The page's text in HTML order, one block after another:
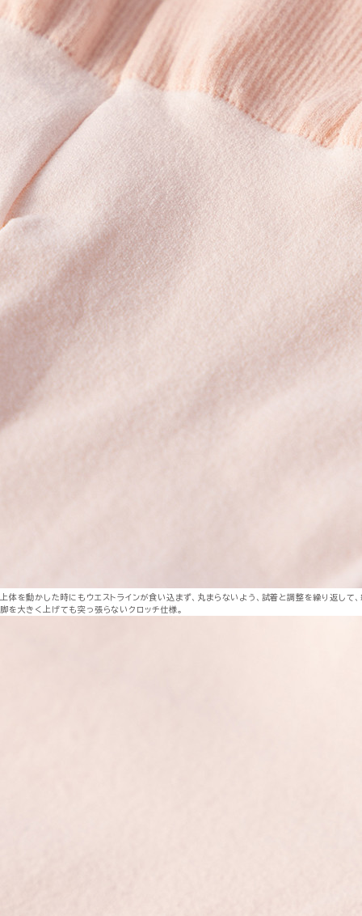
上体を動かした時にもウエストラインが食い込まず、丸まらないよう、試着と調整を繰り返して
脚を大きく上げても突っ張らないクロッチ仕様。